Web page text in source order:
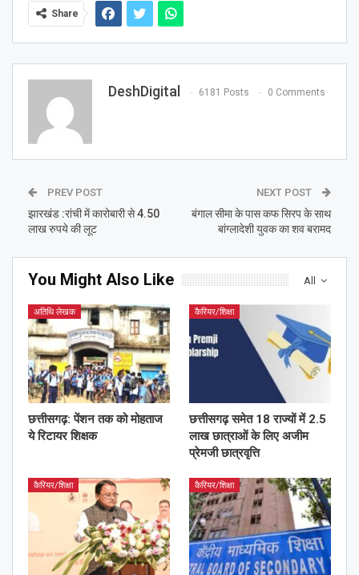
Share
DeshDigital 6181 Posts 0 Comments
PREV POST
झारखंड :रांची में कारोबारी से 4.50
लाख रुपये की लूट
NEXT POST
बंगाल सीमा के पास कफ सिरप के साथ
बांग्लादेशी युवक का शव बरामद
All
You Might Also Like
अतिथि लेखक
छत्तीसगढ़: पेंशन तक को मोहताज
ये रिटायर शिक्षक
कैरियर/शिक्षा
छत्तीसगढ़ समेत 18 राज्यों में 2.5
लाख छात्राओं के लिए अजीम
प्रेमजी छात्रवृत्ति
कैरियर/शिक्षा कैरियर/शिक्षा